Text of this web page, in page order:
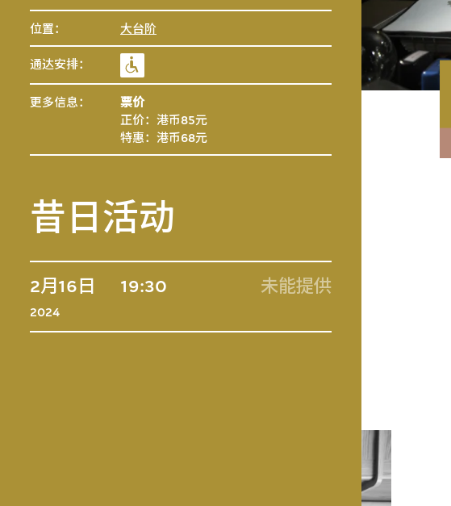
位置： 大台阶
通达安排：
更多信息： 票价
正价：港币85元
特惠：港币68元
昔日活动
2月16日
2024
19:30 未能提供